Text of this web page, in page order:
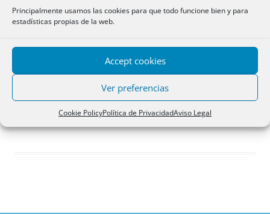
Principalmente usamos las cookies para que todo funcione bien y para
estadísticas propias de la web.
Accept cookies
Ver preferencias
Cookie PolicyPolítica de PrivacidadAviso Legal
Acceder
Registro
¿Has olvidado tu contraseña?